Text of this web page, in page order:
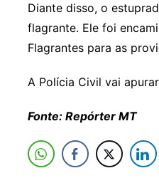
Diante disso, o
flagrante. Ele foi
Flagrantes para as
A Polícia Civil vai
Fonte: Repórter MT